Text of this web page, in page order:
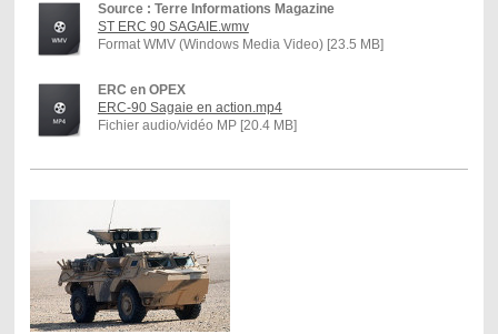
Source : Terre Informations Magazine
ST ERC 90 SAGAIE.wmv
Format WMV (Windows Media Video) [23.5 MB]
ERC en OPEX
ERC-90 Sagaie en action.mp4
Fichier audio/vidéo MP [20.4 MB]